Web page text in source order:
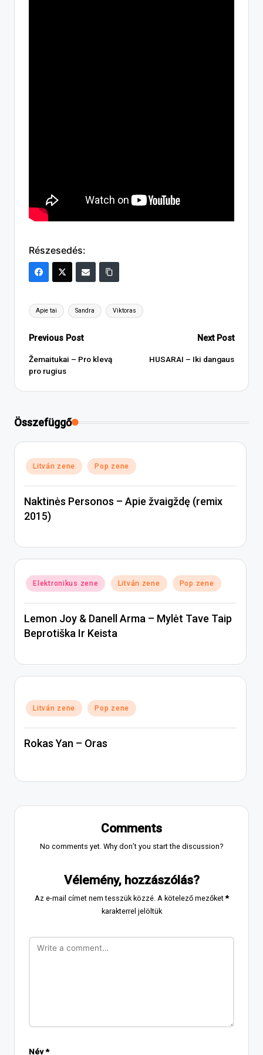
Részesedés:
Tags:
Apie tai Sandra Viktoras
Post
navigation
Previous Post
Žemaitukai – Pro klevą
pro rugius
Next Post
HUSARAI – Iki dangaus
Összefüggő
Posted
in
Litván zene Pop zene
Naktinės Personos – Apie žvaigždę (remix
2015)
Posted
in
Elektronikus zene Litván zene Pop zene
Lemon Joy & Danell Arma – Mylėt Tave Taip
Beprotiška Ir Keista
Posted
in
Litván zene Pop zene
Rokas Yan – Oras
Comments
No comments yet. Why don’t you start the discussion?
Vélemény, hozzászólás?
Az e-mail címet nem tesszük közzé. A kötelező mezőket*
karakterrel jelöltük
Név*